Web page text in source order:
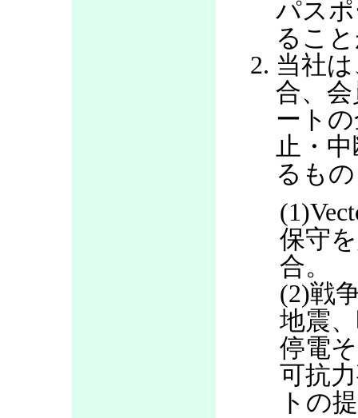
パス
るこ
当社
合、
ート
止・
るも
保守
合。
(2)戦
地震
停電
可抗
トの